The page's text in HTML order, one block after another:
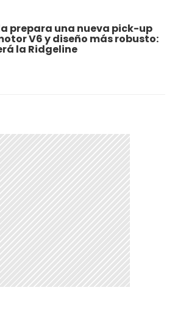
prepara una nueva pick-up
V6 y diseño más robusto:
la Ridgeline